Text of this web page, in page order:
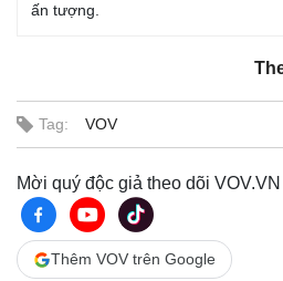
ấn tượng.
Tag: VOV
Mời quý độc giả theo dõi VOV.VN
Thêm VOV trên Google